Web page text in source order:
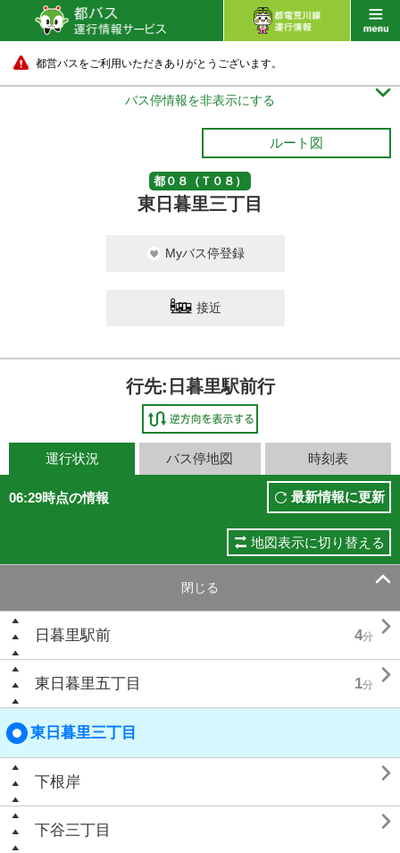
都営バスをご利用いただきありがとうございます。
バス停情報を非表示にする 
ルート図
都０８（Ｔ０８）
東日暮里三丁目
Myバス停登録
接近
行先:日暮里駅前行
運行状況 バス停地図 時刻表
06:29時点の情報 最新情報に更新
地図表示に切り替える
閉じる 
日暮里駅前 4分 
東日暮里五丁目 1分 
東日暮里三丁目
下根岸 
下谷三丁目 